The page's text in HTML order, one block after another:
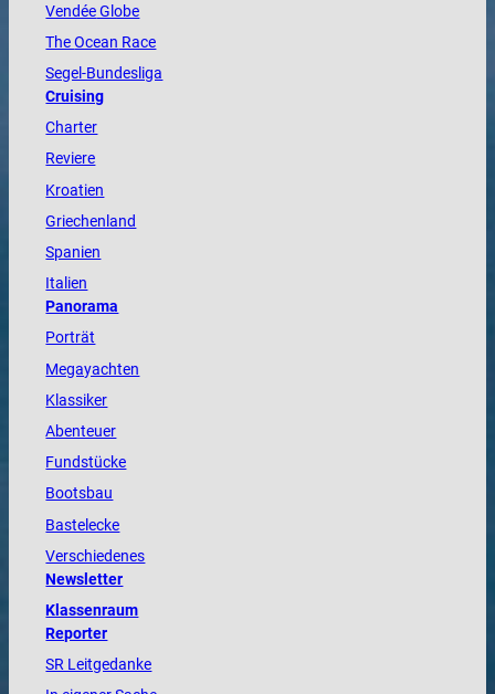
VendéeGlobe
TheOcean Race
Segel-Bundesliga
Cruising
Charter
Reviere
Kroatien
Griechenland
Spanien
Italien
Panorama
Porträt
Megayachten
Klassiker
Abenteuer
Fundstücke
Bootsbau
Bastelecke
Verschiedenes
Newsletter
Klassenraum
Reporter
SR Leitgedanke